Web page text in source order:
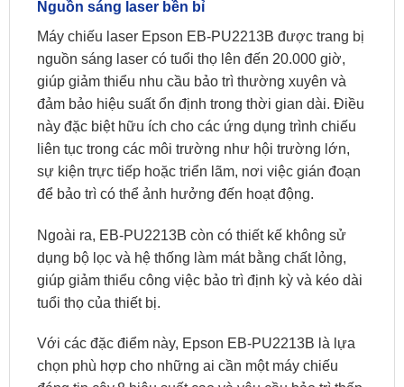
Nguồn sáng laser bền bỉ
Máy chiếu laser Epson EB-PU2213B được trang bị
nguồn sáng laser có tuổi thọ lên đến 20.000 giờ,
giúp giảm thiểu nhu cầu bảo trì thường xuyên và
đảm bảo hiệu suất ổn định trong thời gian dài. Điều
này đặc biệt hữu ích cho các ứng dụng trình chiếu
liên tục trong các môi trường như hội trường lớn,
sự kiện trực tiếp hoặc triển lãm, nơi việc gián đoạn
để bảo trì có thể ảnh hưởng đến hoạt động.
Ngoài ra, EB-PU2213B còn có thiết kế không sử
dụng bộ lọc và hệ thống làm mát bằng chất lỏng,
giúp giảm thiểu công việc bảo trì định kỳ và kéo dài
tuổi thọ của thiết bị.
Với các đặc điểm này, Epson EB-PU2213B là lựa
chọn phù hợp cho những ai cần một máy chiếu